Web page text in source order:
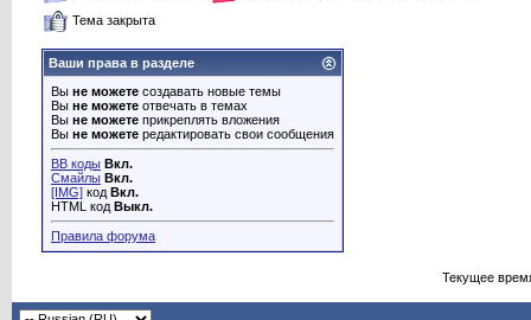
Тема закрыта
Ваши права в разделе
Вы не можете создавать новые темы
Вы не можете отвечать в темах
Вы не можете прикреплять вложения
Вы не можете редактировать свои сообщения
BB коды Вкл.
Смайлы Вкл.
[IMG] код Вкл.
HTML код Выкл.
Правила форума
Текущее